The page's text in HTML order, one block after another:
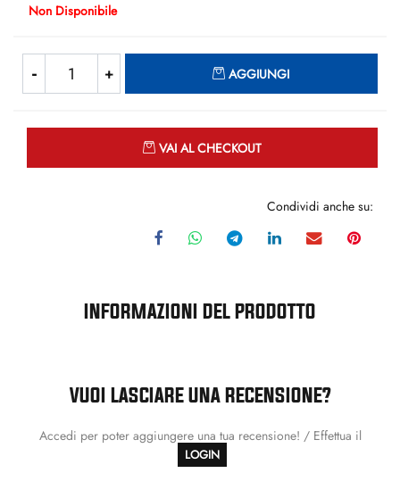
Non Disponibile
AGGIUNGI
VAI AL CHECKOUT
Condividi anche su:
INFORMAZIONI DEL PRODOTTO
VUOI LASCIARE UNA RECENSIONE?
Accedi per poter aggiungere una tua recensione! / Effettua il
LOGIN